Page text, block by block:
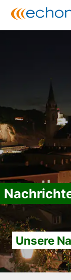
Unsere